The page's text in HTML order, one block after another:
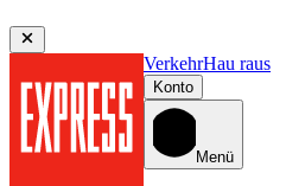
VerkehrHau raus
Konto
Menü